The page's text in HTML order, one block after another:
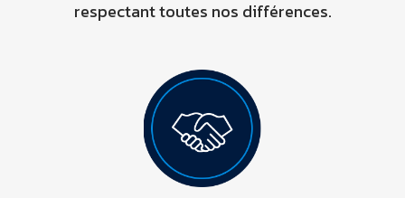
respectant toutes nos différences.